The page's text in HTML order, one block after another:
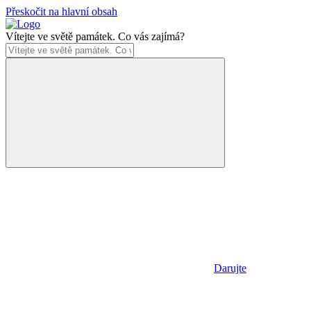
Přeskočit na hlavní obsah
Vítejte ve světě památek. Co vás zajímá?
Darujte